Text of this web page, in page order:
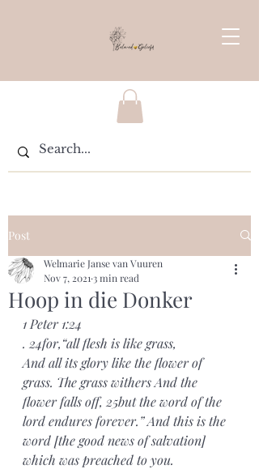
Post
Hoop in die Donker
Welmarie Janse van Vuuren
Nov 7, 2021 3 min read
1 Peter 1:24
. 24for,“all flesh is like grass,
And all its glory like the flower of
grass. The grass withers And the
flower falls off, 25but the word of the
lord endures forever.” And this is the
word [the good news of salvation]
which was preached to you.